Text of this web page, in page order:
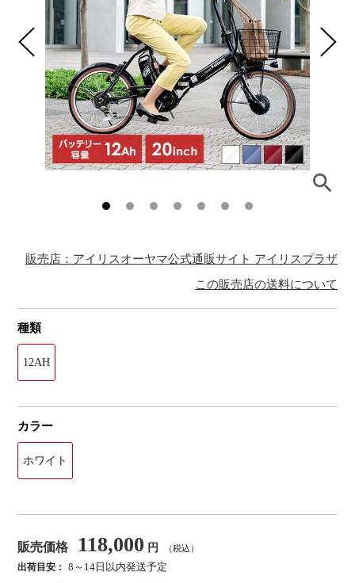
販売店：アイリスオーヤマ公式通販サイト アイリスプラザ
この販売店の送料について
種類
12AH
カラー
ホワイト
販売価格 118,000 円 （税込）
出荷目安： 8～14日以内発送予定